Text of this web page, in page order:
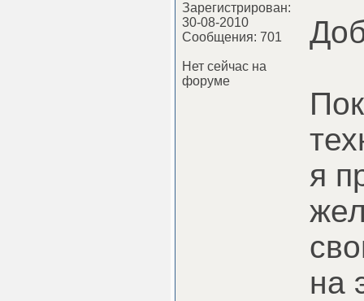
Зарегистрирован:
30-08-2010
Сообщения: 701
Нет сейчас на
форуме
я
на